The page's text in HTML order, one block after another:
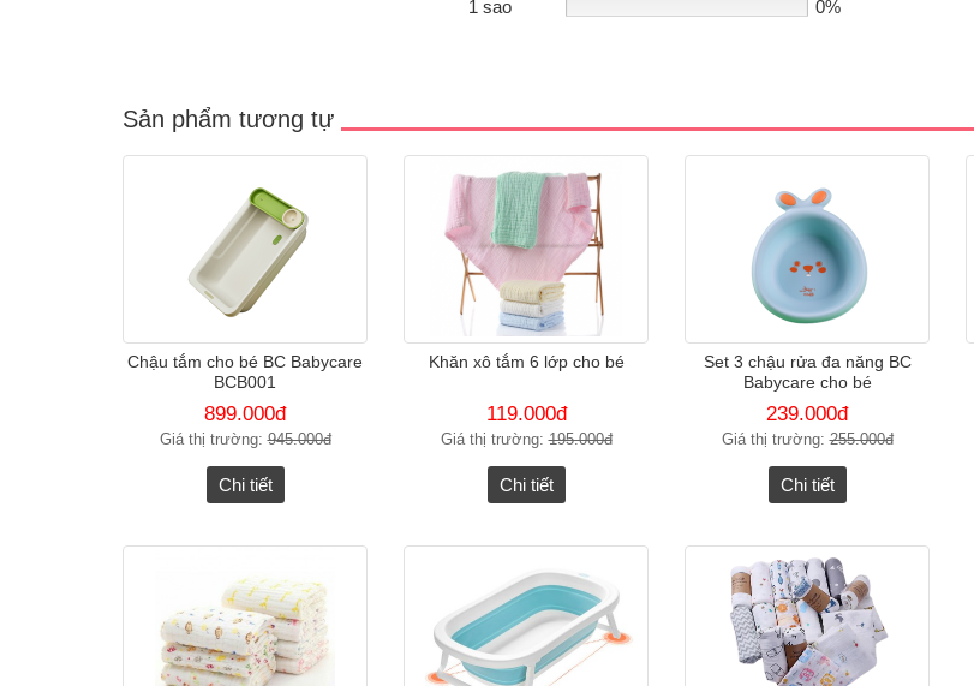
1 sao
0%
Sản phẩm tương tự
Chậu tắm cho bé BC Babycare
BCB001
899.000đ
Giá thị trường:945.000đ
Chi tiết
Khăn xô tắm 6 lớp cho bé
119.000đ
Giá thị trường:195.000đ
Chi tiết
Set 3 chậu rửa đa năng BC
Babycare cho bé
239.000đ
Giá thị trường:255.000đ
Chi tiết